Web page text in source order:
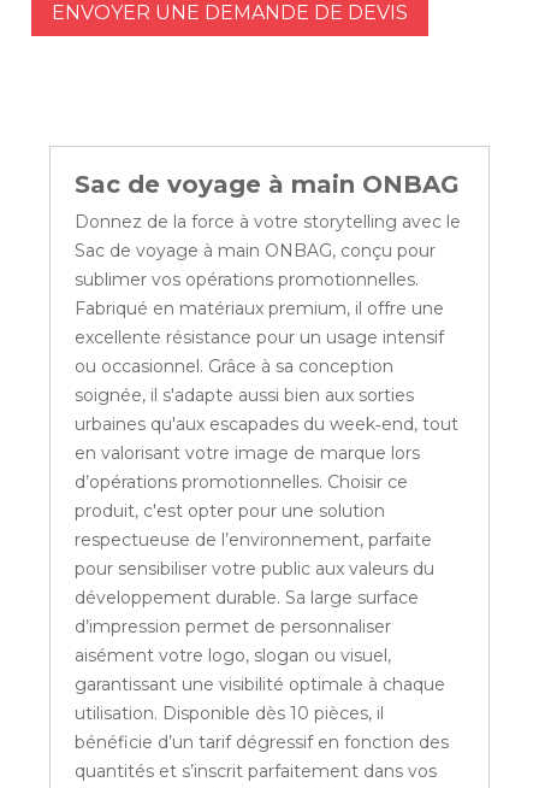
ENVOYER UNE DEMANDE DE DEVIS
Sac de voyage à main ONBAG
Donnez de la force à votre storytelling avec le
Sac de voyage à main ONBAG, conçu pour
sublimer vos opérations promotionnelles.
Fabriqué en matériaux premium, il offre une
excellente résistance pour un usage intensif
ou occasionnel. Grâce à sa conception
soignée, il s'adapte aussi bien aux sorties
urbaines qu'aux escapades du week‑end, tout
en valorisant votre image de marque lors
d’opérations promotionnelles. Choisir ce
produit, c'est opter pour une solution
respectueuse de l’environnement, parfaite
pour sensibiliser votre public aux valeurs du
développement durable. Sa large surface
d’impression permet de personnaliser
aisément votre logo, slogan ou visuel,
garantissant une visibilité optimale à chaque
utilisation. Disponible dès 10 pièces, il
bénéficie d’un tarif dégressif en fonction des
quantités et s’inscrit parfaitement dans vos